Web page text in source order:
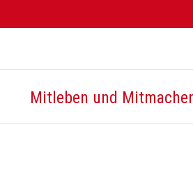
Mitleben und